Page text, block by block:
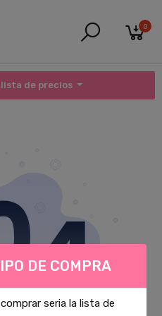
0
de precios
DE COMPRA
seria la lista de